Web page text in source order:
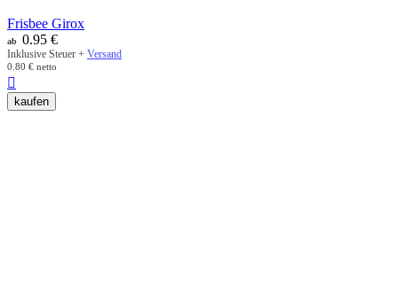
Frisbee Girox
ab 0.95 €
Inklusive Steuer + Versand
0.80 € netto

kaufen